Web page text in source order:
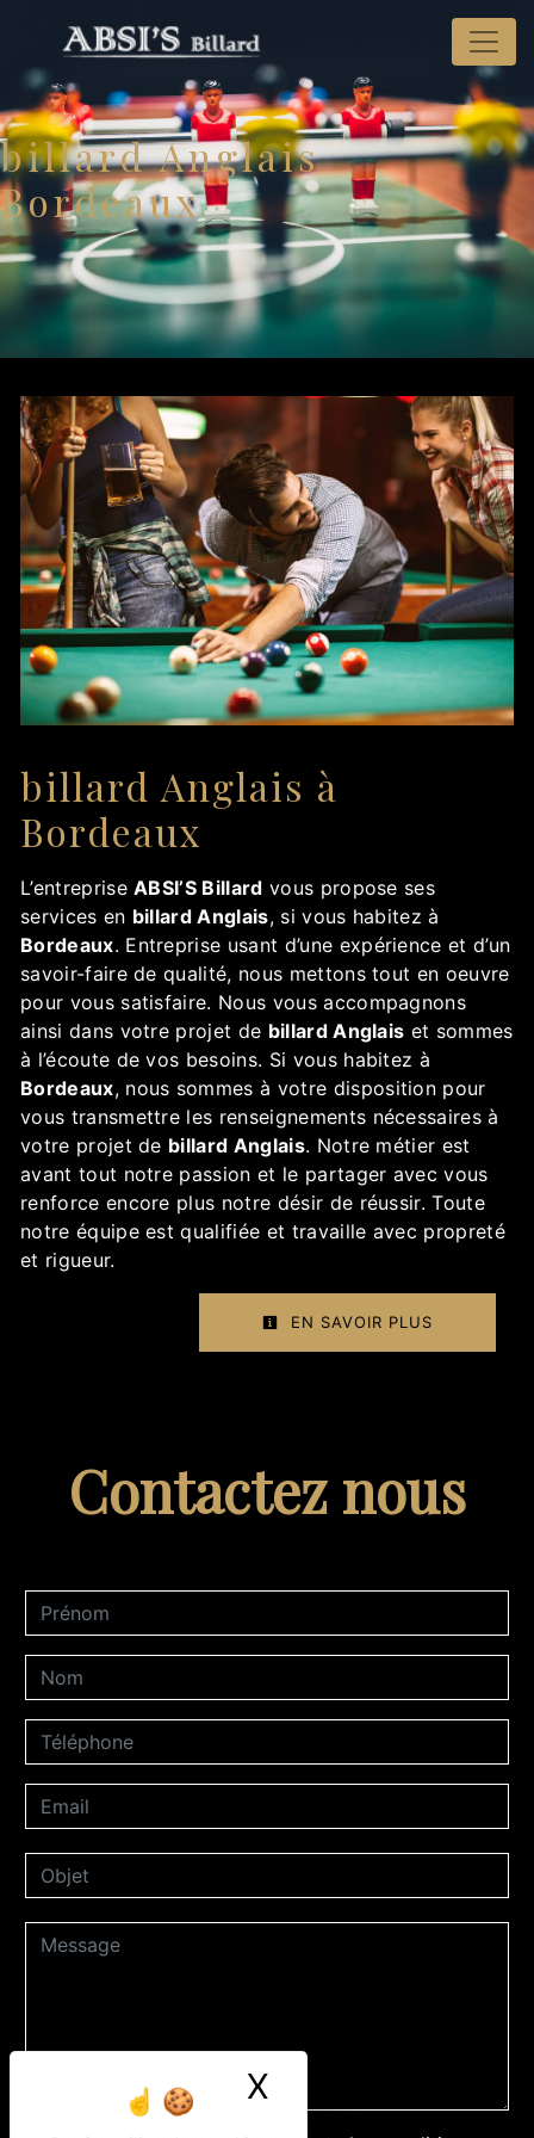
X
billard Anglais
Bordeaux
billard Anglais à
Bordeaux
L’entrepriseABSI’S Billard vous propose ses
services en billard Anglais, si vous habitez à
Bordeaux. Entreprise usant d’une expérience et d’un
savoir-faire de qualité, nous mettons tout en oeuvre
pour vous satisfaire. Nous vous accompagnons
ainsi dans votre projet de billard Anglais et sommes
à l’écoute de vos besoins. Si vous habitez à
Bordeaux, nous sommes à votre disposition pour
vous transmettre les renseignements nécessaires à
votre projet de billard Anglais. Notre métier est
avant tout notre passion et le partager avec vous
renforce encore plus notre désir de réussir. Toute
notre équipe est qualifiée et travaille avec propreté
et rigueur.
EN SAVOIR PLUS
Contactez nous